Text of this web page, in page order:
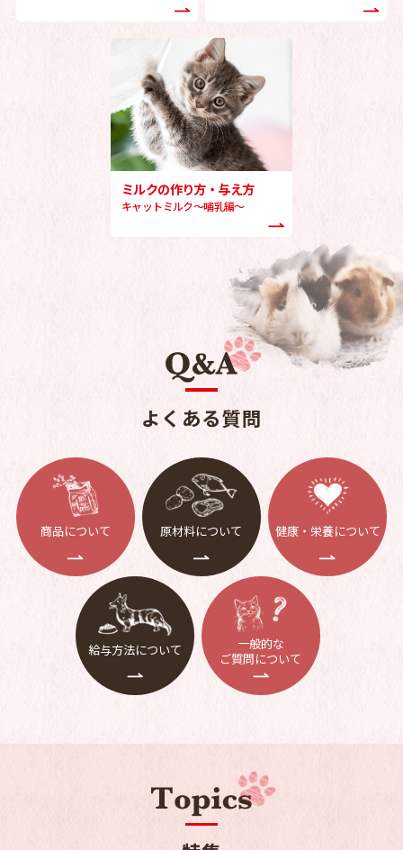
ミルクの作り方・与え方
キャットミルク～哺乳編～
よくある質問
商品について 原材料について 健康・栄養について
給与方法について
一般的な
ご質問について